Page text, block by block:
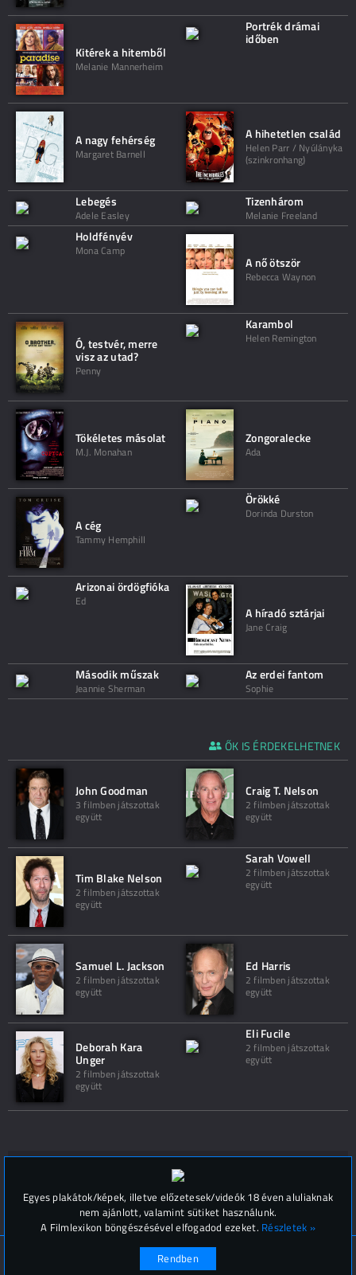
Kitérek a hitemből
Melanie Mannerheim
Portrék drámai
időben
A nagy fehérség
Margaret Barnell
A hihetetlen család
Helen Parr / Nyúlányka
(szinkronhang)
Lebegés
Adele Easley
Tizenhárom
Melanie Freeland
Holdfényév
Mona Camp
A nő ötször
Rebecca Waynon
Ó, testvér, merre
visz az utad?
Penny
Karambol
Helen Remington
Tökéletes másolat
M.J. Monahan
Zongoralecke
Ada
A cég
Tammy Hemphill
Örökké
Dorinda Durston
Arizonai ördögfióka
Ed
A híradó sztárjai
Jane Craig
Második műszak
Jeannie Sherman
Az erdei fantom
Sophie
ŐK IS ÉRDEKELHETNEK
John Goodman
3 filmben játszottak
együtt
Craig T. Nelson
2 filmben játszottak
együtt
Tim Blake Nelson
2 filmben játszottak
együtt
Sarah Vowell
2 filmben játszottak
együtt
Samuel L. Jackson
2 filmben játszottak
együtt
Ed Harris
2 filmben játszottak
együtt
Deborah Kara
Unger
2 filmben játszottak
együtt
Eli Fucile
2 filmben játszottak
együtt
Hozzászólások (
© Filmlexikon 2019-2026
Kapcsolat, impresszum
Értesítési beállítások
Egyes plakátok/képek, illetve előzetesek/videók 18 éven aluliaknak
nem ajánlott, valamint sütiket használunk.
A Filmlexikon böngészésével elfogadod ezeket. Részletek »
Rendben